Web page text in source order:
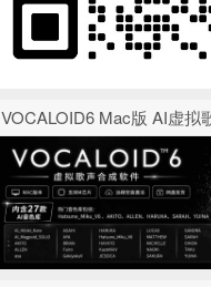
VOCALOID6 Mac版 AI虚拟